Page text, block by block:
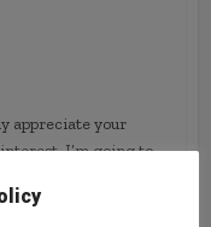
appreciate your
I’m going to